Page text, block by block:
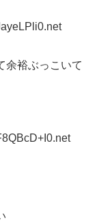
余裕ぶっこいて